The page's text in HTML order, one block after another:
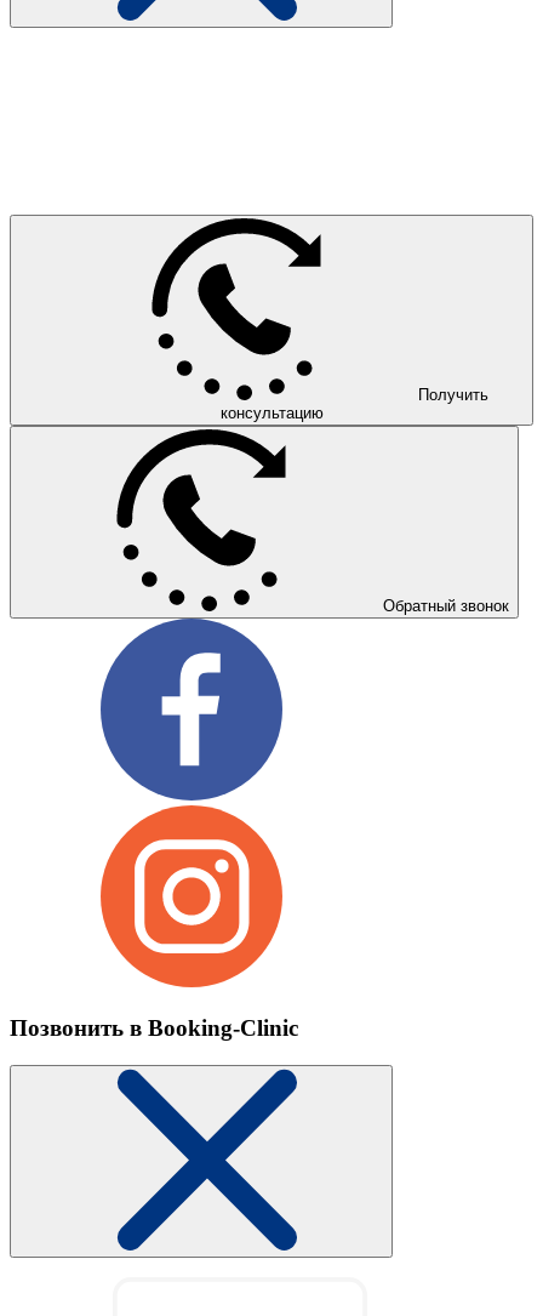
Получить
консультацию
Обратный звонок
Позвонить в Booking-Clinic